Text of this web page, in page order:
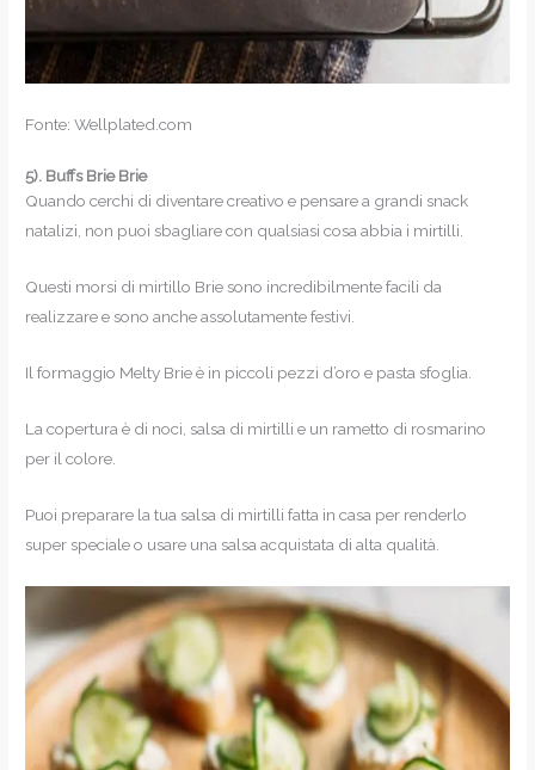
Fonte: Wellplated.com
5). Buffs Brie Brie
Quando cerchi di diventare creativo e pensare a grandi snack
natalizi, non puoi sbagliare con qualsiasi cosa abbia i mirtilli.
Questi morsi di mirtillo Brie sono incredibilmente facili da
realizzare e sono anche assolutamente festivi.
Il formaggio Melty Brie è in piccoli pezzi d’oro e pasta sfoglia.
La copertura è di noci, salsa di mirtilli e un rametto di rosmarino
per il colore.
Puoi preparare la tua salsa di mirtilli fatta in casa per renderlo
super speciale o usare una salsa acquistata di alta qualità.